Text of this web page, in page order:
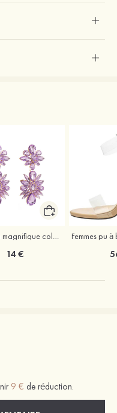
Bohémien magnifique coloré strass boucles d'oreilles
14 €
9 € de réduction.